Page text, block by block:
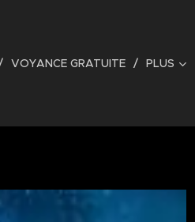
VOYANCE GRATUITE PLUS